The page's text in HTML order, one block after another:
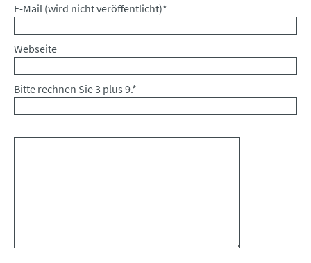
Pflichtfeld
E-Mail (wird nicht veröffentlicht)*
Webseite
Bitte rechnen Sie 3 plus 9.*